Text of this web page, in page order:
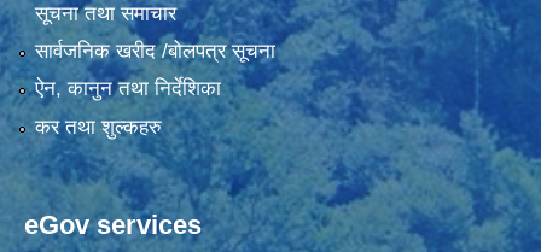
सूचना तथा समाचार
सार्वजनिक खरीद /बोलपत्र सूचना
ऐन, कानुन तथा निर्देशिका
कर तथा शुल्कहरु
eGov services